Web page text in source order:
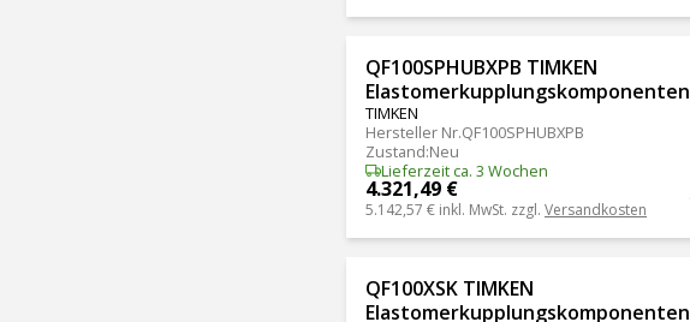
QF100SPHUBXPB TIMKEN
Elastomerkupplungskomponenten
TIMKEN
Hersteller Nr.QF100SPHUBXPB
Zustand:Neu
Lieferzeit ca. 3 Wochen
4.321,49 €
5.142,57 € inkl. MwSt. zzgl. Versandkosten
QF100XSK TIMKEN
Elastomerkupplungskomponenten